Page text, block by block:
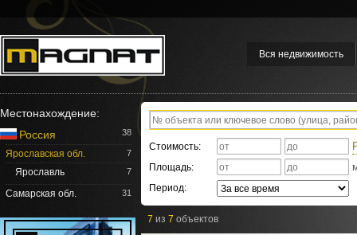
Вся недвижимость
Местонахождение:
Россия
38
Ярославская обл. 7
Ярославль 7
Самарская обл. 31
Стоимость:
Площадь:
Период:
7 из 7 объектов